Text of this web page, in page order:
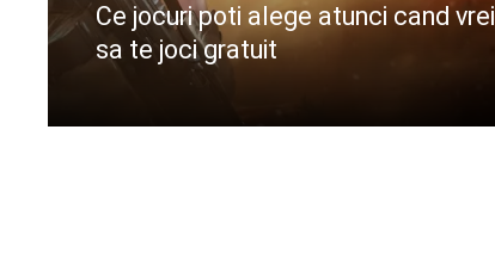
Ce jocuri poti alege atunci cand vrei
sa te joci gratuit